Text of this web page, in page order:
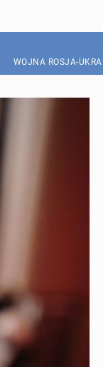
WOJNA ROSJA-